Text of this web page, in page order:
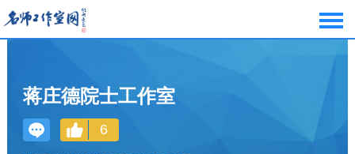
蒋庄德院士工作室
6